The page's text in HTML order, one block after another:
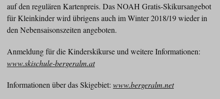
auf den regulären Kartenpreis. Das NOAH Gratis-Skikursangebot
für Kleinkinder wird übrigens auch im Winter 2018/19 wieder in
den Nebensaisonszeiten angeboten.
Anmeldung für die Kinderskikurse und weitere Informationen:
www.skischule-bergeralm.at
Informationen über das Skigebiet: www.bergeralm.net